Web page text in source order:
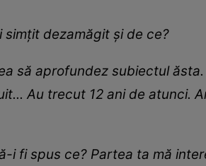
simțit dezamăgit și de ce?
să aprofundez subiectul
Au trecut 12 ani de atunci.
i fi spus ce? Partea ta mă